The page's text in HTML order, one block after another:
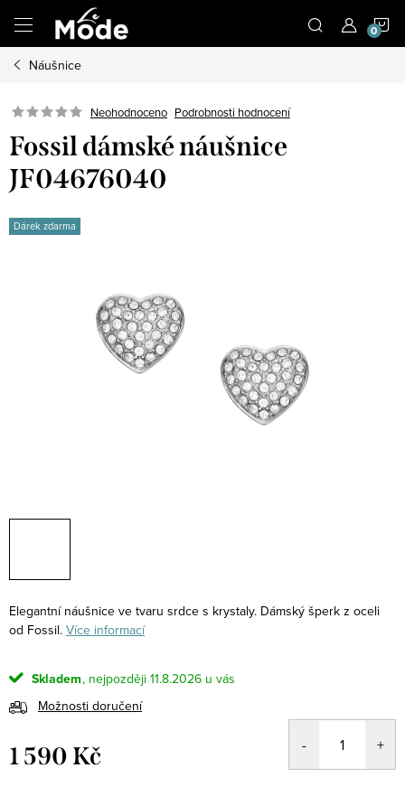
obsah
Náušnice
Neohodnoceno Podrobnosti hodnocení
Fossil dámské náušnice
JF04676040
Dárek zdarma
Elegantní náušnice ve tvaru srdce s krystaly. Dámský šperk z oceli
od Fossil. Více informací
Skladem
11.8.2026
Možnosti doručení
1 590 Kč